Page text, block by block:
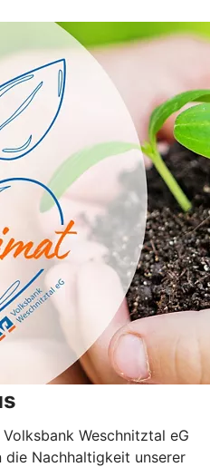
Weschnitztal eG
die Nachhaltigkeit unserer